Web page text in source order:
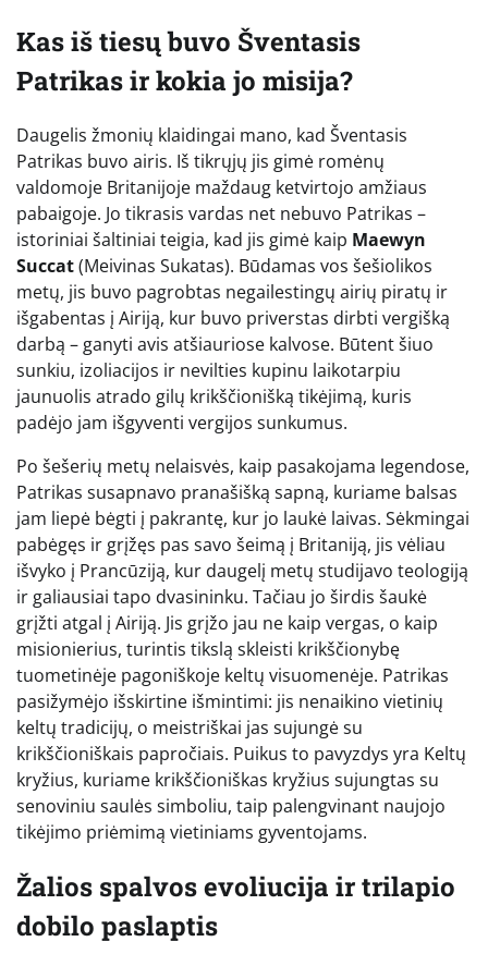
Kas iš tiesų buvo Šventasis
Patrikas ir kokia jo misija?
Daugelis žmonių klaidingai mano, kad Šventasis
Patrikas buvo airis. Iš tikrųjų jis gimė romėnų
valdomoje Britanijoje maždaug ketvirtojo amžiaus
pabaigoje. Jo tikrasis vardas net nebuvo Patrikas –
istoriniai šaltiniai teigia, kad jis gimė kaip Maewyn
Succat(Meivinas Sukatas). Būdamas vos šešiolikos
metų, jis buvo pagrobtas negailestingų airių piratų ir
išgabentas į Airiją, kur buvo priverstas dirbti vergišką
darbą – ganyti avis atšiauriose kalvose. Būtent šiuo
sunkiu, izoliacijos ir nevilties kupinu laikotarpiu
jaunuolis atrado gilų krikščionišką tikėjimą, kuris
padėjo jam išgyventi vergijos sunkumus.
Po šešerių metų nelaisvės, kaip pasakojama legendose,
Patrikas susapnavo pranašišką sapną, kuriame balsas
jam liepė bėgti į pakrantę, kur jo laukė laivas. Sėkmingai
pabėgęs ir grįžęs pas savo šeimą į Britaniją, jis vėliau
išvyko į Prancūziją, kur daugelį metų studijavo teologiją
ir galiausiai tapo dvasininku. Tačiau jo širdis šaukė
grįžti atgal į Airiją. Jis grįžo jau ne kaip vergas, o kaip
misionierius, turintis tikslą skleisti krikščionybę
tuometinėje pagoniškoje keltų visuomenėje. Patrikas
pasižymėjo išskirtine išmintimi: jis nenaikino vietinių
keltų tradicijų, o meistriškai jas sujungė su
krikščioniškais papročiais. Puikus to pavyzdys yra Keltų
kryžius, kuriame krikščioniškas kryžius sujungtas su
senoviniu saulės simboliu, taip palengvinant naujojo
tikėjimo priėmimą vietiniams gyventojams.
Žalios spalvos evoliucija ir trilapio
dobilo paslaptis